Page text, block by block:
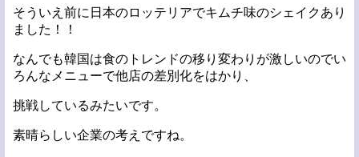
そういえ前に日本のロッテリアでキムチ味のシェイクあり
ました！！
なんでも韓国は食のトレンドの移り変わりが激しいのでい
ろんなメニューで他店の差別化をはかり、
挑戦しているみたいです。
素晴らしい企業の考えですね。